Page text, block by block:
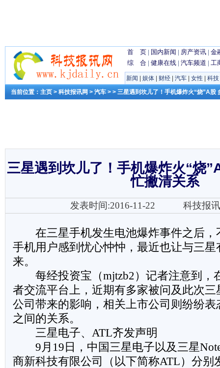
首 页 | 国内新闻 | 房产资讯 | 金
综 合 | 健康在线 | 汽车频道 | 工
新闻 娱体 财经 汽车 女性 科技
当前位置： 主页 > 科技报讯网 > 汽车 > > 三星遇到坎儿了！手机爆炸火“烧”A股
三星遇到坎儿了！手机爆炸火“烧
忙撇清关系
发表时间:2016-11-22 科技报
在三星手机发生电池爆炸事件之后，
手机用户感到忧心忡忡，最近也让与三
来。
每经投资宝（mjtzb2）记者注意到，
者交流平台上，近期有多家被问及此次
公司带来的影响，相关上市公司则纷纷
之间的关系。
三星电子、ATL齐发声明
9月19日，中国三星电子以及三星
商新科技有限公司（以下简称ATL）分别